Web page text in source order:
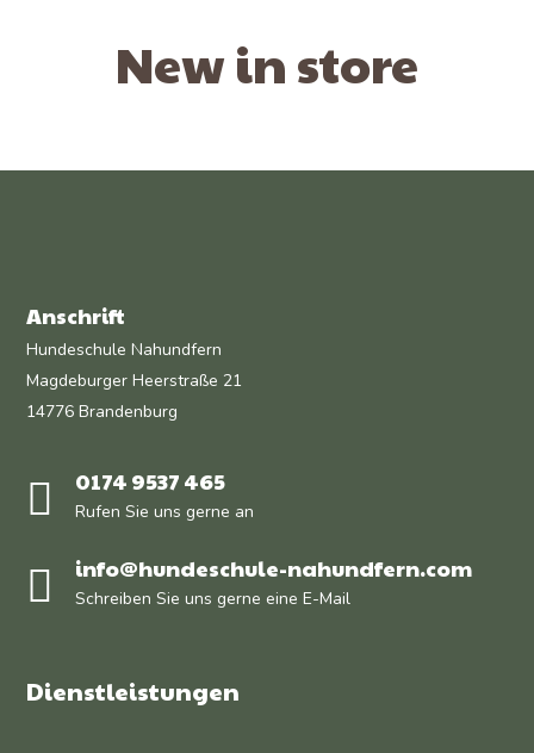
New in store
Anschrift
Hundeschule Nahundfern
Magdeburger Heerstraße 21
14776 Brandenburg
0174 9537 465
Rufen Sie uns gerne an
info@hundeschule-nahundfern.com
Schreiben Sie uns gerne eine E-Mail
Dienstleistungen